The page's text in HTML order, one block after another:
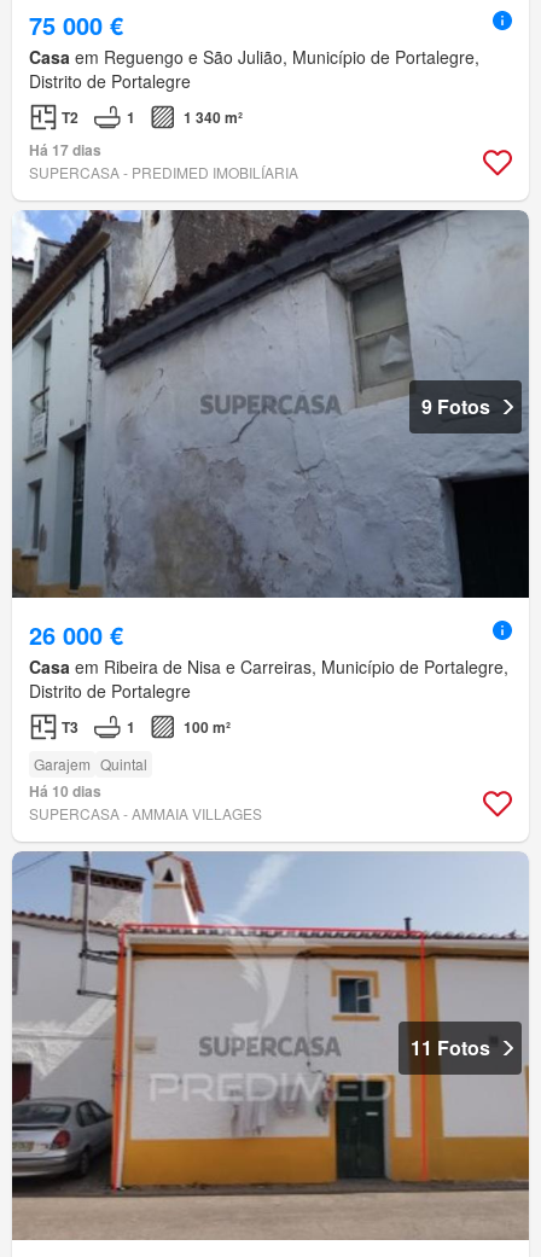
75 000 €
Casa em Reguengo e São Julião, Município de Portalegre,
Distrito de Portalegre
T2 1
1 340 m²
Há 17 dias
SUPERCASA - PREDIMED IMOBILÍARIA
9 Fotos
26 000 €
Casa em Ribeira de Nisa e Carreiras, Município de Portalegre,
Distrito de Portalegre
T3 1 100 m²
Garajem Quintal
Há 10 dias
SUPERCASA - AMMAIA VILLAGES
11 Fotos